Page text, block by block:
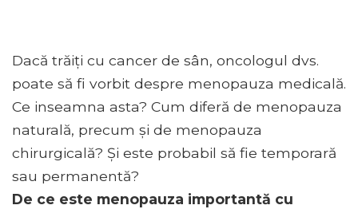
Dacă trăiți cu cancer de sân, oncologul dvs.
poate să fi vorbit despre menopauza medicală.
Ce inseamna asta? Cum diferă de menopauza
naturală, precum și de menopauza
chirurgicală? Și este probabil să fie temporară
sau permanentă?
De ce este menopauza importantă cu